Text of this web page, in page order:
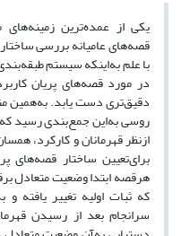
یکی از عمده‌ترین
قصه‌های عامیانه بررسی
با علم به‌اینکه سیستم
در مورد قصه‌های پریان
دقیق‌تری دست یابد. به‌همین
روسی به‌این جمع‌بندی رسید
از‌نظر قهرمانان و کارکرد،
برای‌تعیین ساختار قصه‌های
هرقصه ابتدا وضعیت متعادل
که ثبات اولیه تغییر یافته
سرانجام بعد از رسیدن